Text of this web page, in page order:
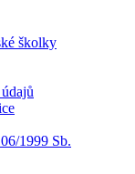
školky
1999 Sb.